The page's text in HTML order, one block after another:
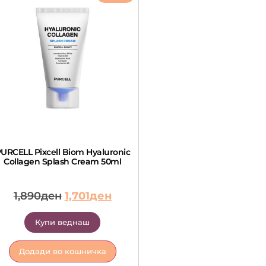
Pixcell Biom Hyaluronic
Collagen Splash Cream 50ml
1,890ден 1,701ден
Купи веднаш
Додади во кошничка